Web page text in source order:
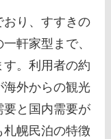
り、すすきの
軒家型まで、
。利用者の約
海外からの観光
と国内需要が
幌民泊の特徴